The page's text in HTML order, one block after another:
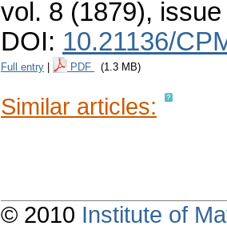
vol. 8 (1879), issue
DOI: 10.21136/
Full entry PDF (1.3 MB)
Similar articles:
© 2010 Institute of